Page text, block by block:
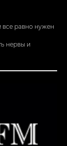
равно нужен
нервы и